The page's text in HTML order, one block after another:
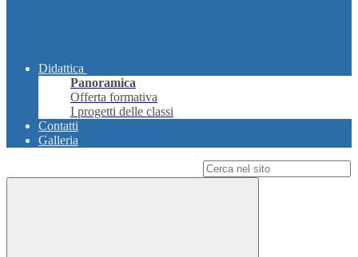
Didattica
Panoramica
Offerta formativa
I progetti delle classi
Contatti
Galleria